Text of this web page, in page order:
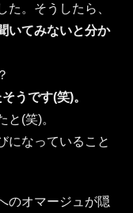
。そうしたら、
いてみないと分か
うです(笑)。
と(笑)。
になっていること
のオマージュが隠